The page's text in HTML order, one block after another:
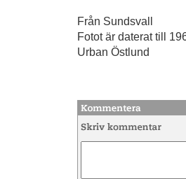
Från Sundsvall
Fotot är daterat till
Urban Östlund